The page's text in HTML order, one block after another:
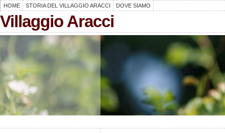
HOME STORIA DEL VILLAGGIO ARACCI DOVE SIAMO
Villaggio Aracci